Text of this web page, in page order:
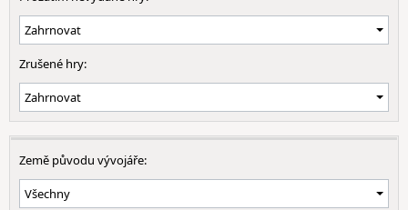
Zrušené hry:
Země původu vývojáře: